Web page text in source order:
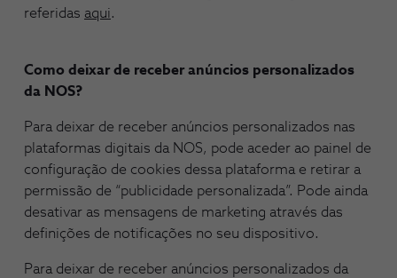
referidas aqui.
Como deixar de receber anúncios personalizados
da NOS?
Para deixar de receber anúncios personalizados nas
plataformas digitais da NOS, pode aceder ao painel de
configuração de cookies dessa plataforma e retirar a
permissão de “publicidade personalizada”. Pode ainda
desativar as mensagens de marketing através das
definições de notificações no seu dispositivo.
Para deixar de receber anúncios personalizados da